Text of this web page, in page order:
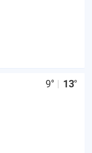
9° | 13°